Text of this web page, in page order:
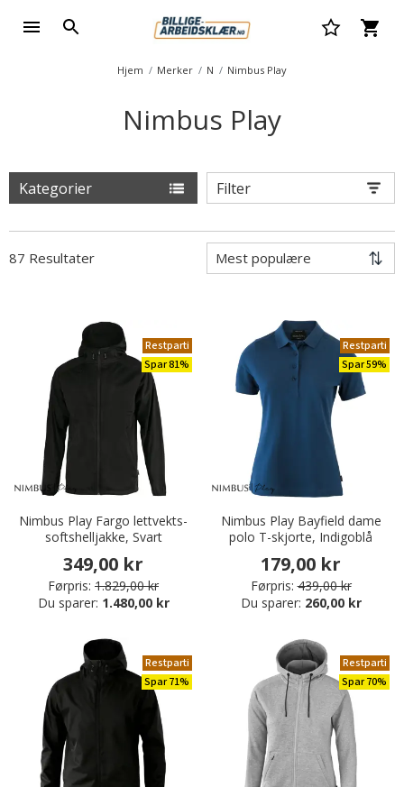
Hjem Merker N Nimbus Play
Nimbus Play
Kategorier Filter
87 Resultater
Restparti
Spar 81%
Nimbus Play Fargo lettvekts-
softshelljakke, Svart
349,00 kr
Førpris: 1.829,00 kr
Du sparer: 1.480,00 kr
Restparti
Spar 59%
Nimbus Play Bayfield dame
polo T-skjorte, Indigoblå
179,00 kr
Førpris: 439,00 kr
Du sparer: 260,00 kr
Restparti
Spar 71%
Restparti
Spar 70%